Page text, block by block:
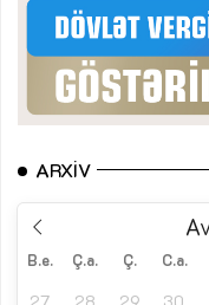
ARXIV
B.e. Ç.a. Ç. C.a.